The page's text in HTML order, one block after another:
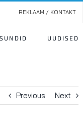
REKLAAM / KONTAKT
UUDISED
Previous Next